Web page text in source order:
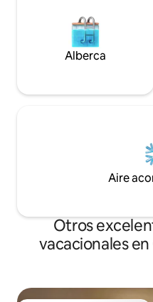
Alberca
Aire
Otros
vacacionales